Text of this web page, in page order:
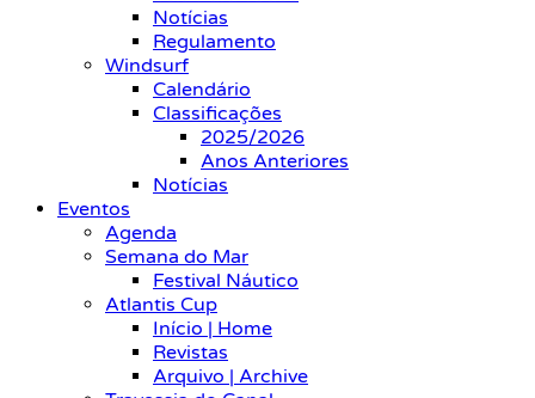
Notícias
Regulamento
Windsurf
Calendário
Classificações
2025/2026
Anos Anteriores
Notícias
Eventos
Agenda
Semana do Mar
Festival Náutico
Atlantis Cup
Início | Home
Revistas
Arquivo | Archive